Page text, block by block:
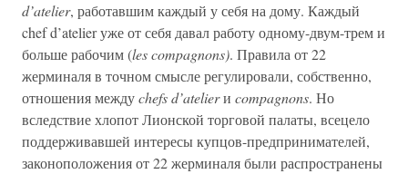
d’atelier, работавшим каждый у себя на дому. Каждый
chef d’atelier уже от себя давал работу одному-двум-трем и
больше рабочим (les compagnons). Правила от 22
жерминаля в точном смысле регулировали, собственно,
отношения междуchefs d’atelierи compagnons. Но
вследствие хлопот Лионской торговой палаты, всецело
поддерживавшей интересы купцов-предпринимателей,
законоположения от 22 жерминаля были распространены